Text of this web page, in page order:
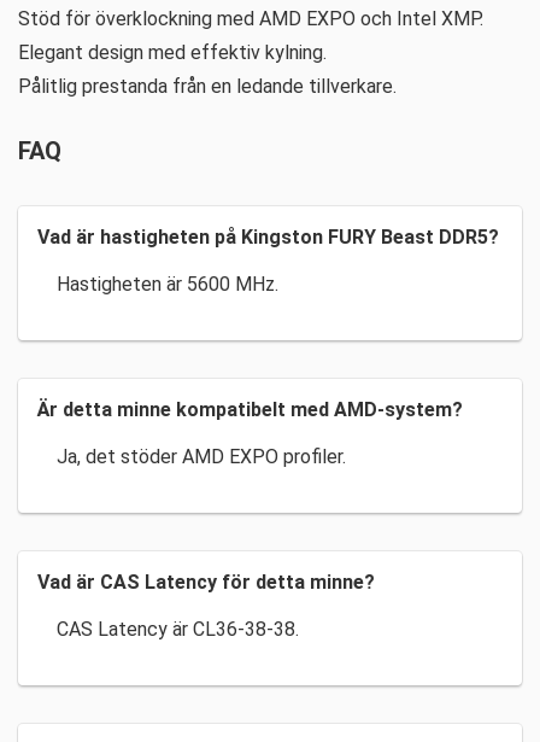
Stöd för överklockning med AMD EXPO och Intel XMP.
Elegant design med effektiv kylning.
Pålitlig prestanda från en ledande tillverkare.
FAQ
Vad är hastigheten på Kingston FURY Beast DDR5?
Hastigheten är 5600 MHz.
Är detta minne kompatibelt med AMD-system?
Ja, det stöder AMD EXPO profiler.
Vad är CAS Latency för detta minne?
CAS Latency är CL36-38-38.